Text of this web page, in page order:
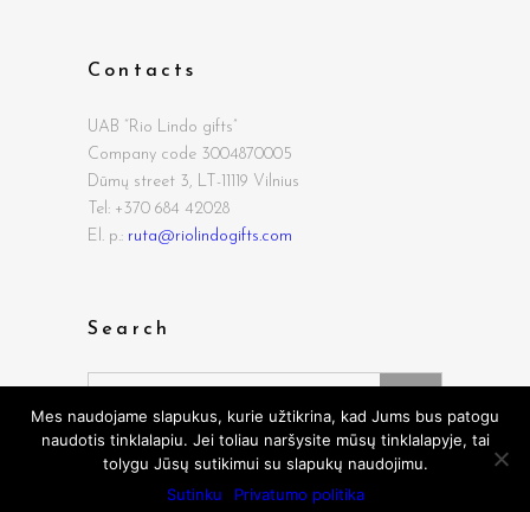
Contacts
UAB “Rio Lindo gifts”
Company code 3004870005
Dūmų street 3, LT-11119 Vilnius
Tel: +370 684 42028
El. p.: ruta@riolindogifts.com
Search
Search
for:
Mes naudojame slapukus, kurie užtikrina, kad Jums bus patogu
naudotis tinklalapiu. Jei toliau naršysite mūsų tinklalapyje, tai
tolygu Jūsų sutikimui su slapukų naudojimu.
Sutinku
Privatumo politika